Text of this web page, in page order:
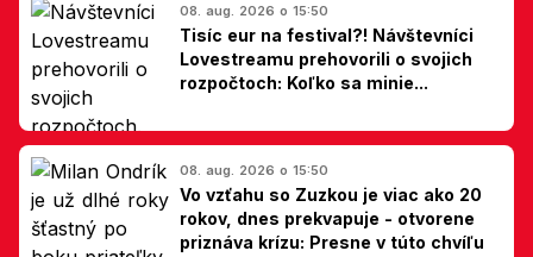
08. aug. 2026 o 15:50
Tisíc eur na festival?! Návštevníci
Lovestreamu prehovorili o svojich
rozpočtoch: Koľko sa minie...
08. aug. 2026 o 15:50
Vo vzťahu so Zuzkou je viac ako 20
rokov, dnes prekvapuje - otvorene
priznáva krízu: Presne v túto chvíľu